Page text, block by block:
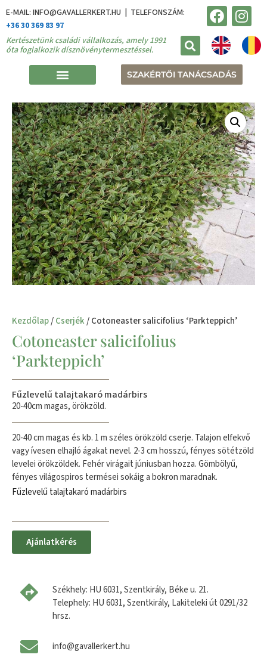
E-MAIL: INFO@GAVALLERKERT.HU | TELEFONSZÁM:
+36 30 369 83 97
Kertészetünk családi vállalkozás, amely 1991
óta foglalkozik dísznövénytermesztéssel.
SZAKÉRTŐI TANÁCSADÁS
Kezdőlap/Cserjék/ Cotoneaster salicifolius ‘Parkteppich’
Cotoneaster salicifolius
‘Parkteppich’
Fűzlevelű talajtakaró madárbirs
20-40cm magas, örökzöld.
20-40 cm magas és kb. 1 m széles örökzöld cserje. Talajon elfekvő
vagy ívesen elhajló ágakat nevel. 2-3 cm hosszú, fényes sötétzöld
levelei örökzöldek. Fehér virágait júniusban hozza. Gömbölyű,
fényes világospiros termései sokáig a bokron maradnak.
Fűzlevelű talajtakaró madárbirs
Ajánlatkérés
Székhely: HU 6031, Szentkirály, Béke u. 21.
Telephely: HU 6031, Szentkirály, Lakiteleki út 0291/32
hrsz.
info@gavallerkert.hu